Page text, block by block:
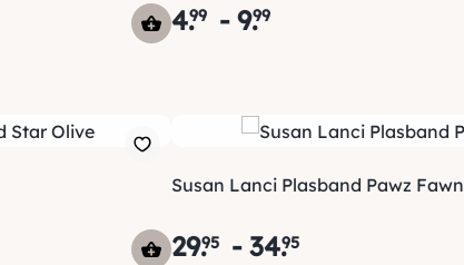
4.
99 -9.99
Susan Lanci Plasband Pawz Fawn
29.95 -34.
95